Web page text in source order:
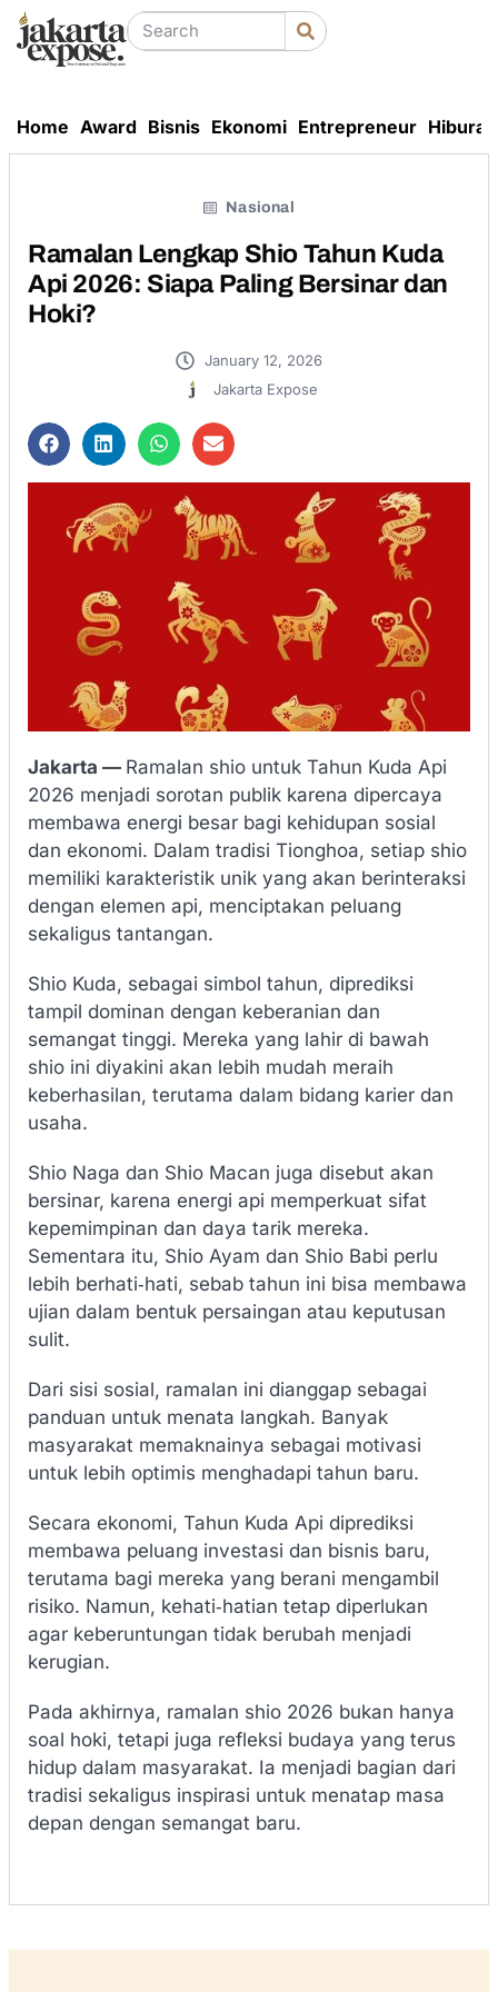
Home Award Bisnis Ekonomi Entrepreneur Hiburan
Nasional
Ramalan Lengkap Shio Tahun Kuda
Api 2026: Siapa Paling Bersinar dan
Hoki?
January 12, 2026
Jakarta Expose
Jakarta — Ramalan shio untuk Tahun Kuda Api
2026 menjadi sorotan publik karena dipercaya
membawa energi besar bagi kehidupan sosial
dan ekonomi. Dalam tradisi Tionghoa, setiap shio
memiliki karakteristik unik yang akan berinteraksi
dengan elemen api, menciptakan peluang
sekaligus tantangan.
Shio Kuda, sebagai simbol tahun, diprediksi
tampil dominan dengan keberanian dan
semangat tinggi. Mereka yang lahir di bawah
shio ini diyakini akan lebih mudah meraih
keberhasilan, terutama dalam bidang karier dan
usaha.
Shio Naga dan Shio Macan juga disebut akan
bersinar, karena energi api memperkuat sifat
kepemimpinan dan daya tarik mereka.
Sementara itu, Shio Ayam dan Shio Babi perlu
lebih berhati‑hati, sebab tahun ini bisa membawa
ujian dalam bentuk persaingan atau keputusan
sulit.
Dari sisi sosial, ramalan ini dianggap sebagai
panduan untuk menata langkah. Banyak
masyarakat memaknainya sebagai motivasi
untuk lebih optimis menghadapi tahun baru.
Secara ekonomi, Tahun Kuda Api diprediksi
membawa peluang investasi dan bisnis baru,
terutama bagi mereka yang berani mengambil
risiko. Namun, kehati‑hatian tetap diperlukan
agar keberuntungan tidak berubah menjadi
kerugian.
Pada akhirnya, ramalan shio 2026 bukan hanya
soal hoki, tetapi juga refleksi budaya yang terus
hidup dalam masyarakat. Ia menjadi bagian dari
tradisi sekaligus inspirasi untuk menatap masa
depan dengan semangat baru.